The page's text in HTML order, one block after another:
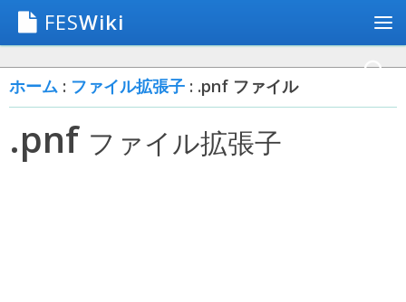
FESWiki
ホーム : ファイル拡張子 : .pnf ファイル
.pnf ファイル拡張子